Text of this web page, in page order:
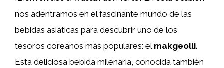
nos adentramos en el fascinante mundo de las
bebidas asiáticas para descubrir uno de los
tesoros coreanos más populares: el makgeolli.
Esta deliciosa bebida milenaria, conocida también